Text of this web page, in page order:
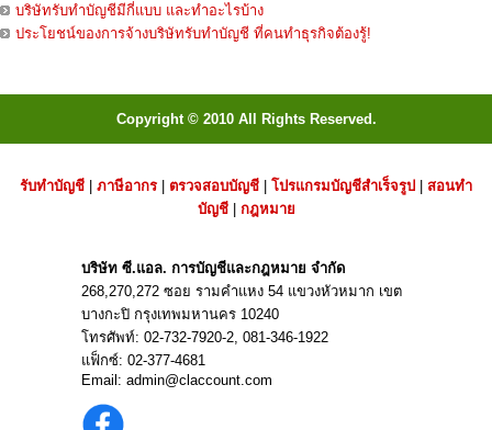
บริษัทรับทำบัญชีมีกี่แบบ และทำอะไรบ้าง
ประโยชน์ของการจ้างบริษัทรับทำบัญชี ที่คนทำธุรกิจต้องรู้!
Copyright © 2010 All Rights Reserved.
รับทำบัญชี ภาษีอากร ตรวจสอบบัญชี โปรแกรมบัญชีสำเร็จรูป
สอนทำ
บัญชี| กฎหมาย
บริษัท ซี.แอล. การบัญชีและกฎหมาย จำกัด
268,270,272 ซอย รามคำแหง 54 แขวงหัวหมาก เขต
บางกะปิ กรุงเทพมหานคร 10240
โทรศัพท์: 02-732-7920-2, 081-346-1922
แฟ็กซ์: 02-377-4681
Email: admin@claccount.com